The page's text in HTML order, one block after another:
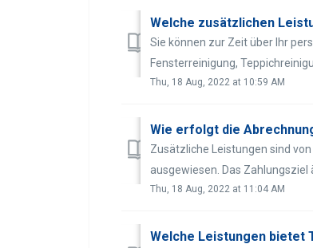
Welche zusätzlichen
Sie können zur Zeit über Ihr
Fensterreinigung,
Thu, 18 Aug, 2022 at 10:59 AM
Wie erfolgt die
Zusätzliche Leistungen sind
ausgewiesen. Das Zahlungsziel
Thu, 18 Aug, 2022 at 11:04 AM
Welche Leistungen bietet